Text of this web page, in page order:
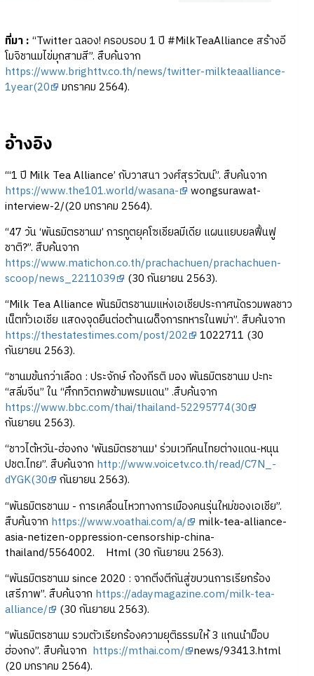
ที่มา : “Twitter ฉลอง! ครอบรอบ 1 ปี #MilkTeaAlliance สร้างอี
โมจิชานมไข่มุกสามสี”. สืบค้นจาก
https://www.brighttv.co.th/news/twitter-milkteaalliance-
1year(20
มกราคม 2564).
อ้างอิง
“‘1 ปี Milk Tea Alliance’ กับวาสนา วงศ์สุรวัฒน์”. สืบค้นจาก
https://www.the101.world/wasana-
wongsurawat-
interview-2/(20 มกราคม 2564).
“47 วัน ‘พันธมิตรชานม’ การทูตยุคโซเชียลมีเดีย แผนแยบยลฟื้นฟู
ชาติ?”. สืบค้นจาก
https://www.matichon.co.th/prachachuen/prachachuen-
scoop/news_2211039
(30 กันยายน 2563).
“Milk Tea Alliance พันธมิตรชานมแห่งเอเชียประกาศนัดรวมพลชาว
เน็ตทั่วเอเชีย แสดงจุดยืนต่อต้านเผด็จการทหารในพม่า”. สืบค้นจาก
https://thestatestimes.com/post/202
1022711 (30
กันยายน 2563).
“ชานมข้นกว่าเลือด : ประจักษ์ ก้องกีรติ มอง พันธมิตรชานม ปะทะ
“สลิ่มจีน” ใน “ศึกทวิตภพข้ามพรมแดน” .สืบค้นจาก
https://www.bbc.com/thai/thailand-52295774(30
กันยายน 2563).
“ชาวไต้หวัน-ฮ่องกง 'พันธมิตรชานม' ร่วมเวทีคนไทยต่างแดน-หนุน
ปชต.ไทย”. สืบค้นจาก http://www.voicetv.co.th/read/C7N_-
dYGK(30
กันยายน 2563).
“พันธมิตรชานม - การเคลื่อนไหวทางการเมืองคนรุ่นใหม่ของเอเชีย”.
สืบค้นจาก https://www.voathai.com/a/
milk-tea-alliance-
asia-netizen-oppression-censorship-china-
thailand/5564002. Html (30 กันยายน 2563).
“พันธมิตรชานม since 2020 : จากติ่งตีกันสู่ขบวนการเรียกร้อง
เสรีภาพ”. สืบค้นจาก https://adaymagazine.com/milk-tea-
alliance/
(30 กันยายน 2563).
“พันธมิตรชานม รวมตัวเรียกร้องความยุติธรรมให้ 3 แกนนำม็อบ
ฮ่องกง”. สืบค้นจาก https://mthai.com/ news/93413.html
(20 มกราคม 2564).